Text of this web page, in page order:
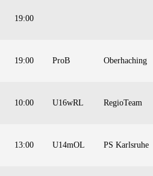
19:00
19:00 ProB Oberhaching
10:00 U16wRL RegioTeam
13:00 U14mOL PS Karlsruhe